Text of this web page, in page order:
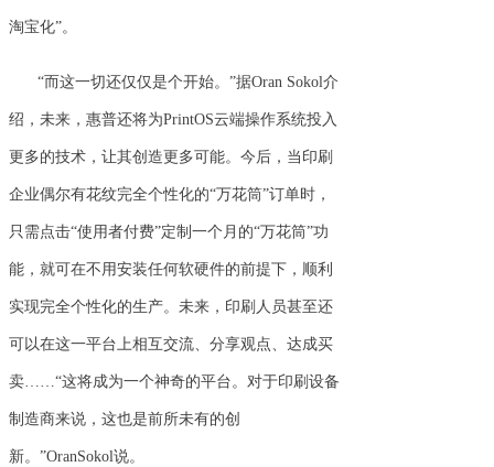
淘宝化”。
“而这一切还仅仅是个开始。”据Oran Sokol介
绍，未来，惠普还将为PrintOS云端操作系统投入
更多的技术，让其创造更多可能。今后，当印刷
企业偶尔有花纹完全个性化的“万花筒”订单时，
只需点击“使用者付费”定制一个月的“万花筒”功
能，就可在不用安装任何软硬件的前提下，顺利
实现完全个性化的生产。未来，印刷人员甚至还
可以在这一平台上相互交流、分享观点、达成买
卖……“这将成为一个神奇的平台。对于印刷设备
制造商来说，这也是前所未有的创
新。”OranSokol说。